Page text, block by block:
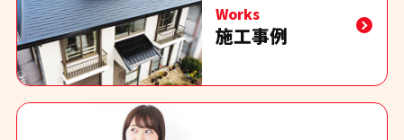
Works
施工事例